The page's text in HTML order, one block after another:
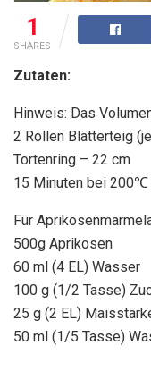
1
SHARES
Zutaten:
Hinweis: Das
2 Rollen Blätterteig
Tortenring – 22 cm
15 Minuten bei
Für
500g Aprikosen
60 ml (4 EL) Wasser
100 g (1/2 Tasse)
25 g (2 EL)
50 ml (1/5 Tasse)